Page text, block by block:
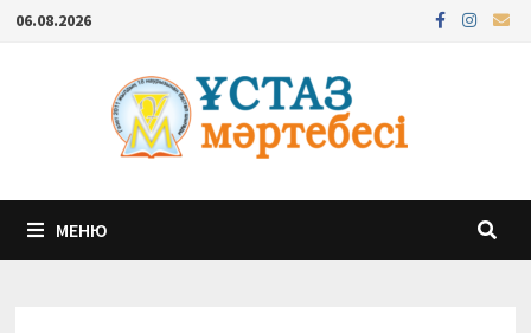
Перейти
содержимому
06.08.2026
МЕНЮ